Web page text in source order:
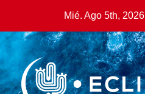
contenido
Mié. Ago 5th, 2026